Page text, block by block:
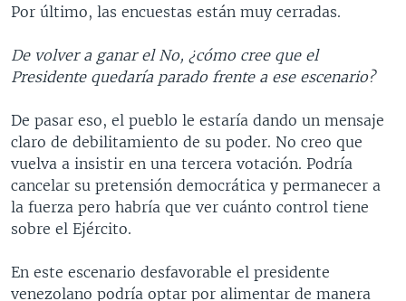
Por último, las encuestas están muy cerradas.
De volver a ganar el No, ¿cómo cree que el
Presidente quedaría parado frente a ese escenario?
De pasar eso, el pueblo le estaría dando un mensaje
claro de debilitamiento de su poder. No creo que
vuelva a insistir en una tercera votación. Podría
cancelar su pretensión democrática y permanecer a
la fuerza pero habría que ver cuánto control tiene
sobre el Ejército.
En este escenario desfavorable el presidente
venezolano podría optar por alimentar de manera